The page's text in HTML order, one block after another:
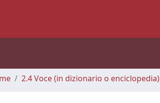
2.4 Voce (in dizionario o enciclopedia)